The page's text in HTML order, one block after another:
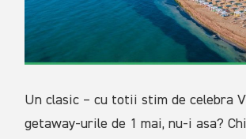
Un clasic – cu totii stim de celebra
getaway-urile de 1 mai, nu-i asa?